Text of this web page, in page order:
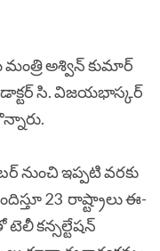
అశ్విన్ కుమార్
సి. విజయభాస్కర్
నుంచి ఇప్పటి వరకు
23 రాష్ట్రాలు ఈ-
కన్సల్టేషన్